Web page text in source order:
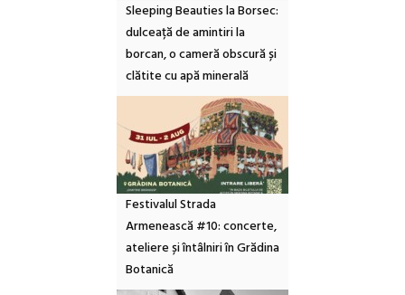
Sleeping Beauties la Borsec:
dulceață de amintiri la
borcan, o cameră obscură și
clătite cu apă minerală
Festivalul Strada
Armenească #10: concerte,
ateliere și întâlniri în Grădina
Botanică